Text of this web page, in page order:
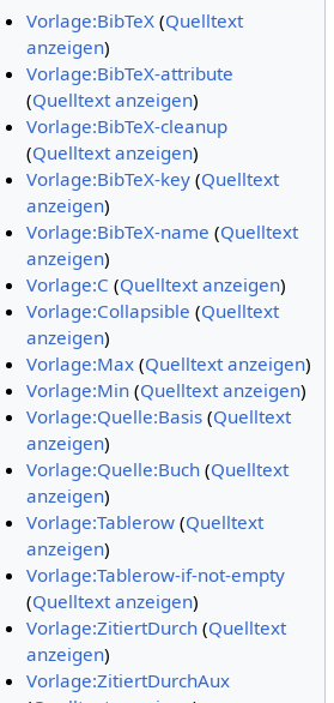
Vorlage:BibTeX(Quelltext
anzeigen)
Vorlage:BibTeX-attribute
(Quelltext anzeigen)
Vorlage:BibTeX-cleanup
(Quelltext anzeigen)
Vorlage:BibTeX-key(Quelltext
anzeigen)
Vorlage:BibTeX-name (Quelltext
anzeigen)
Vorlage:C (Quelltext anzeigen)
Vorlage:Collapsible (Quelltext
anzeigen)
Vorlage:Max(Quelltext anzeigen)
Vorlage:Min(Quelltext anzeigen)
Vorlage:Quelle:Basis(Quelltext
anzeigen)
Vorlage:Quelle:Buch(Quelltext
anzeigen)
Vorlage:Tablerow(Quelltext
anzeigen)
Vorlage:Tablerow-if-not-empty
(Quelltext anzeigen)
Vorlage:ZitiertDurch(Quelltext
anzeigen)
Vorlage:ZitiertDurchAux